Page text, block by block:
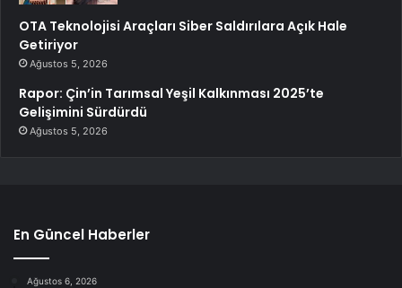
OTA Teknolojisi Araçları Siber Saldırılara Açık Hale
Getiriyor
Ağustos 5, 2026
Rapor: Çin’in Tarımsal Yeşil Kalkınması 2025’te
Gelişimini Sürdürdü
Ağustos 5, 2026
En Güncel Haberler
Ağustos 6, 2026